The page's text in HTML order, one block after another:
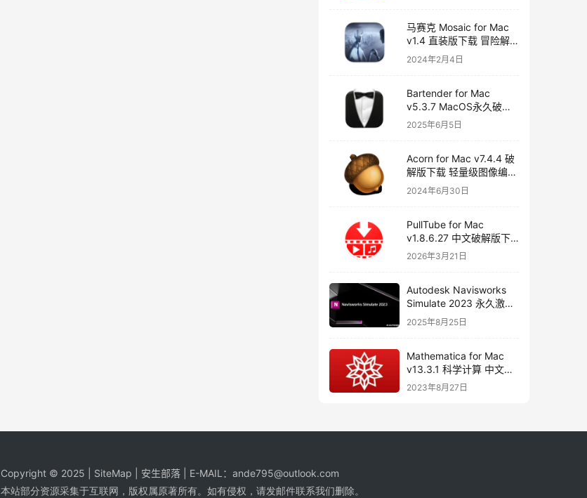
马赛克 Mosaic for Mac
v1.4 直装版下载 冒险解
谜游戏
2024年2月4日
Bartender for Mac
v5.3.7 MacOS永久破解
版下载
2025年6月5日
Acorn for Mac v7.4.4 破
解版下载 轻量级图像编辑
器
2024年6月30日
PullTube for Mac
v1.8.6.27 中文破解版下
载 视频下载工具
2026年3月21日
Autodesk Navisworks
Simulate 2023 永久激活
破解版下载
2025年8月25日
Mathematica for Mac
v13.3.1 科学计算 中文破
解版下载
2023年8月27日
Copyright © 2025 | SiteMap | 安生部落 | E-MAIL： ande795@outlook.com
本站部分资源采集于互联网，版权属原著所有。如有侵权，请发邮件联系我们删除。